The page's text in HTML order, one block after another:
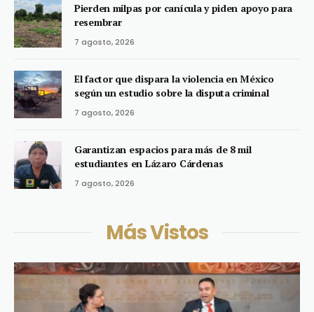
Pierden milpas por canícula y piden apoyo para
resembrar
7 agosto, 2026
El factor que dispara la violencia en México
según un estudio sobre la disputa criminal
7 agosto, 2026
Garantizan espacios para más de 8 mil
estudiantes en Lázaro Cárdenas
7 agosto, 2026
Más Vistos